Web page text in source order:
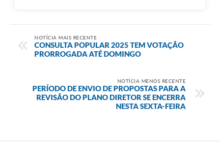
NOTÍCIA MAIS RECENTE
CONSULTA POPULAR 2025 TEM VOTAÇÃO
PRORROGADA ATÉ DOMINGO
NOTÍCIA MENOS RECENTE
PERÍODO DE ENVIO DE PROPOSTAS PARA A
REVISÃO DO PLANO DIRETOR SE ENCERRA
NESTA SEXTA-FEIRA